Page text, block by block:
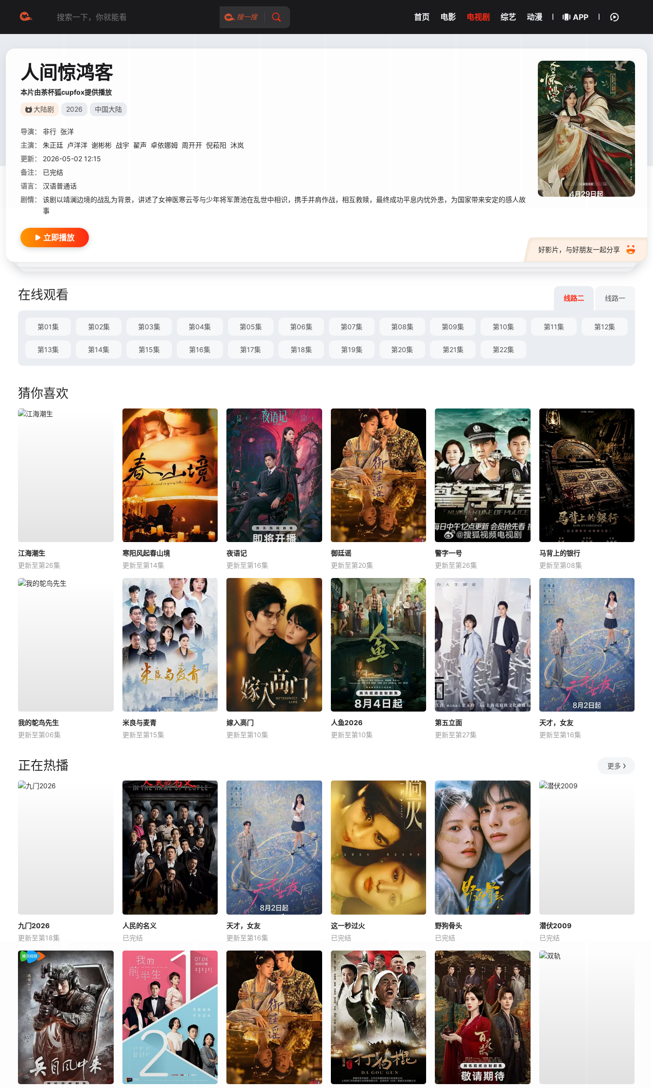
搜一搜 首页 电影 电视剧 综艺 动漫 APP
人间惊鸿客
本片由茶杯狐cupfox提供播放
大陆剧 2026 中国大陆
导演： 非行 张洋
主演：
朱正廷 卢洋洋 谢彬彬 战宇 翟声 卓依娜姆 周开开 倪菘阳 沐岚
更新：
2026-05-02 12:15
备注：
已完结
语言：
汉语普通话
剧情：
该剧以靖澜边境的战乱为背景，讲述了女神医寒云苓与少年将军萧池在乱世中相识，携手并肩作战，相互救赎，最终成功平息内忧外患，为国家带来安定的感人故
事
好影片，与好朋友一起分享
立即播放
在线观看 线路二 线路一
第01集 第02集 第03集 第04集 第05集 第06集 第07集 第08集 第09集 第10集 第11集 第12集
第13集 第14集 第15集 第16集 第17集 第18集 第19集 第20集 第21集 第22集
猜你喜欢
江海潮生
更新至第26集
寒阳风起春山境
更新至第14集
夜语记
更新至第16集
御廷谣
更新至第20集
警字一号
更新至第26集
马背上的银行
更新至第08集
我的鸵鸟先生
更新至第06集
米良与麦青
更新至第15集
嫁入高门
更新至第10集
人鱼2026
更新至第10集
第五立面
更新至第27集
天才，女友
更新至第16集
正在热播 更多
九门2026
更新至第18集
人民的名义
已完结
天才，女友
更新至第16集
这一秒过火
已完结
野狗骨头
已完结
潜伏2009
已完结